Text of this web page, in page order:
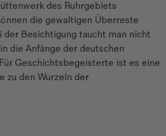
des Ruhrgebiets
die gewaltigen Überreste
Besichtigung taucht man nicht
die Anfänge der deutschen
Geschichtsbegeisterte ist es eine
zu den Wurzeln der